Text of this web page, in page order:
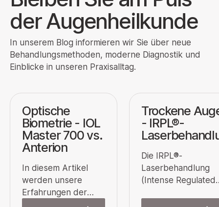
der Augenheilkunde
In unserem Blog informieren wir Sie über neue
Behandlungsmethoden, moderne Diagnostik und
Einblicke in unseren Praxisalltag.
Optische
Biometrie - IOL
Master 700 vs.
Anterion
In diesem Artikel
werden unsere
Erfahrungen der
Trockene
- IRPL®-
Die IRPL®-
Laserbehandlung
(Intense Regulated
moderne